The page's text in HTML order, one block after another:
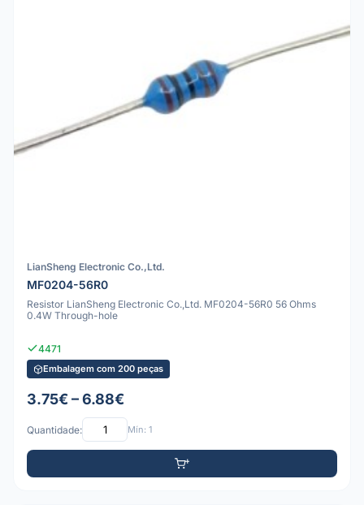
LianSheng Electronic Co.,Ltd.
MF0204-56R0
Resistor LianSheng Electronic Co.,Ltd. MF0204-56R0 56 Ohms
0.4W Through-hole
4471
Embalagem com 200 peças
3.75€ – 6.88€
Quantidade: Mín: 1